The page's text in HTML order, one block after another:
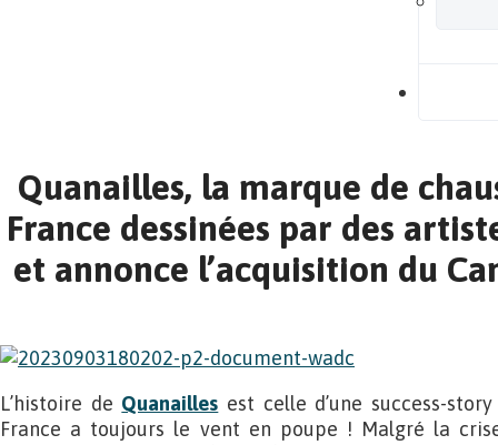
Quanailles, la marque de
France dessinées par des
et annonce l’acquisition du
L’histoire de Quanailles est celle d’une success-
France a toujours le vent en poupe ! Malgré la